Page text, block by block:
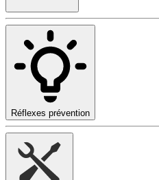
Réflexes prévention